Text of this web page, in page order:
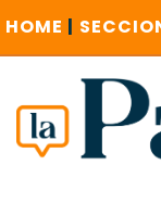
HOME |